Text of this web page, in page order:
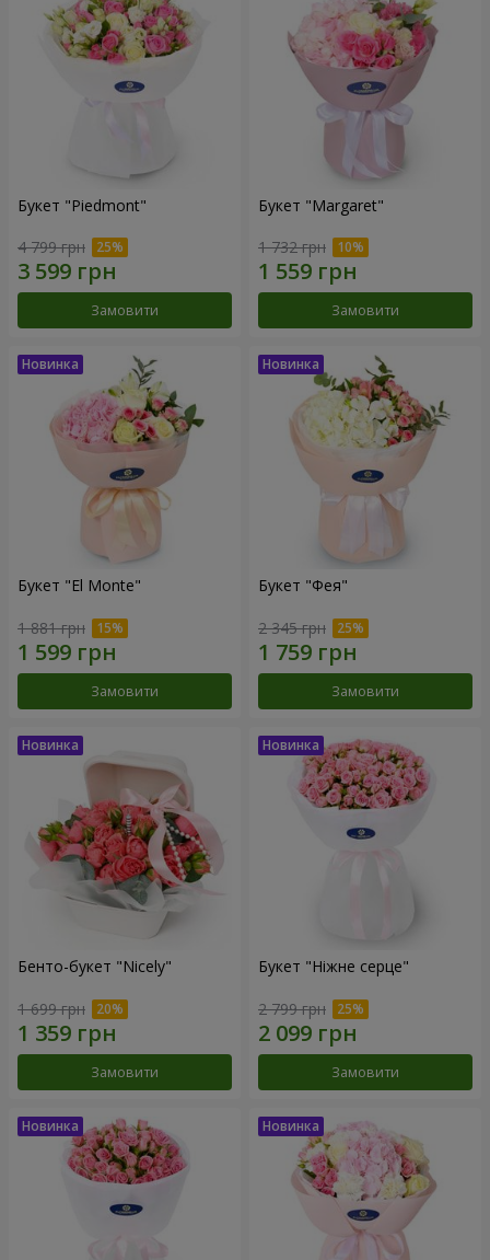
Букет "Piedmont"
4 799 грн
Замовити
Букет "Margaret"
1 732 грн
Замовити
Букет "El Monte"
1 881 грн
Замовити
Букет "Фея"
2 345 грн
Замовити
Бенто-букет "Nicely"
1 699 грн
Замовити
Букет "Ніжне серце"
2 799 грн
Замовити